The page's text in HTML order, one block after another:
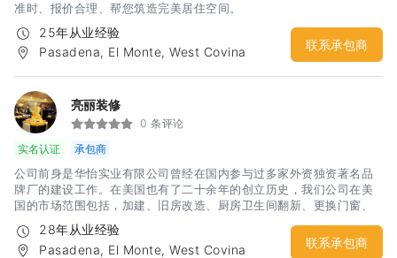
准时、报价合理、帮您筑造完美居住空间。
25年从业经验
Pasadena, El Monte, West Covina
联系承包商
亮丽装修
0 条评论
实名认证
承包商
公司前身是华怡实业有限公司曾经在国内参与过多家外资独资著名品
牌厂的建设工作。在美国也有了二十余年的创立历史，我们公司在美
国的市场范围包括，加建、旧房改造、厨房卫生间翻新、更换门窗、
更换或改进水电、室内外油漆、橱柜改换，大理石安装，地板及磁
砖、各类围墙安装，打水泥地、自动喷水等…
28年从业经验
Pasadena, El Monte, West Covina
联系承包商